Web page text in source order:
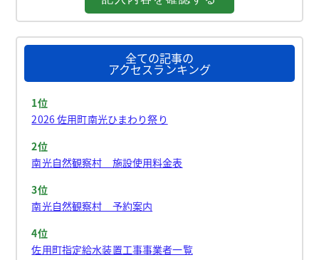
全ての記事の
アクセスランキング
1位
2026 佐用町南光ひまわり祭り
2位
南光自然観察村 施設使用料金表
3位
南光自然観察村 予約案内
4位
佐用町指定給水装置工事事業者一覧